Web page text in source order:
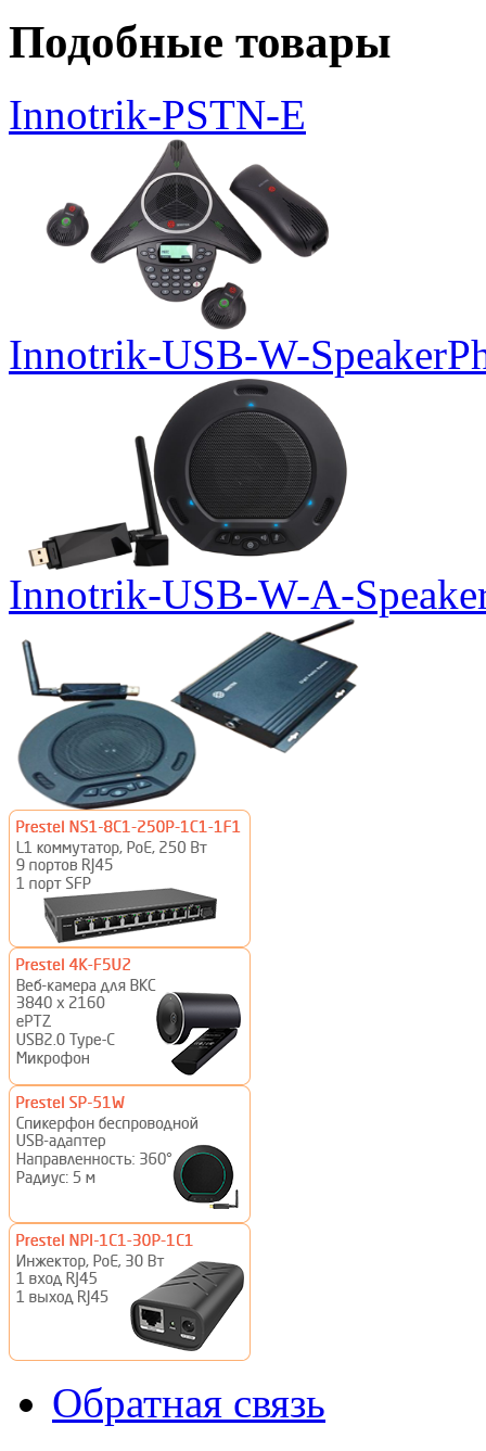
Подобные товары
Innotrik-PSTN-E
Innotrik-USB-W-
Innotrik-USB-W-A-
Обратная связь